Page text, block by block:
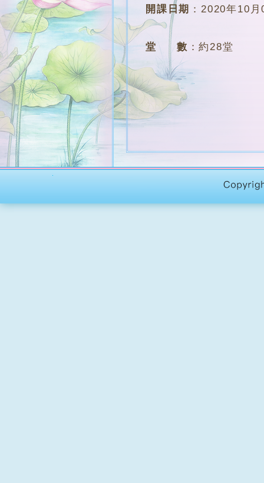
開課日期 ：2020年10月
堂 數 ：約28堂